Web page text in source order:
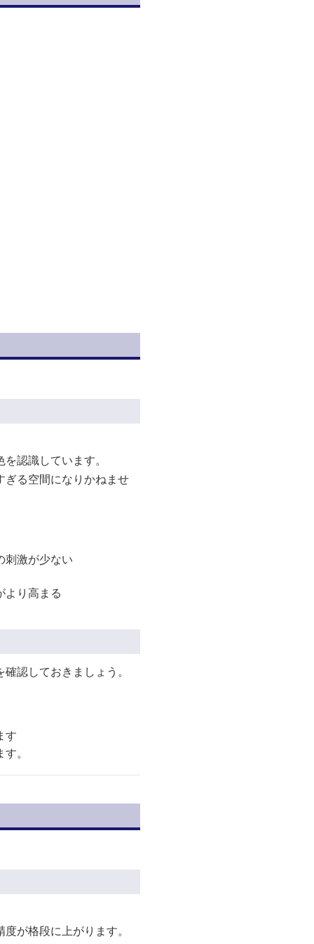
認識しています。
ぎる空間になりかねませ
刺激が少ない
より高まる
認しておきましょう。
す
。
が格段に上がります。